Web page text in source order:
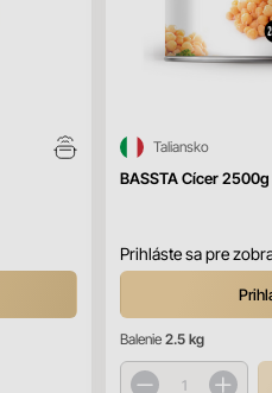
BASSTA Cícer 2500g
Taliansko
Prihláste sa pre
Balenie 2.5 kg